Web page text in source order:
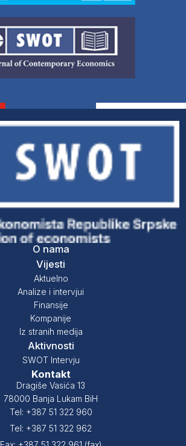
O nama
Vijesti
Aktuelno
Analize i intervjui
Finansije
Kompanije
Iz stranih medija
Aktivnosti
SWOT Intervju
Kontakt
Dragiše Vasića 13
78000 Banja Lukam BiH
Tel: +387 51 322 960
Tel: +387 51 322 962